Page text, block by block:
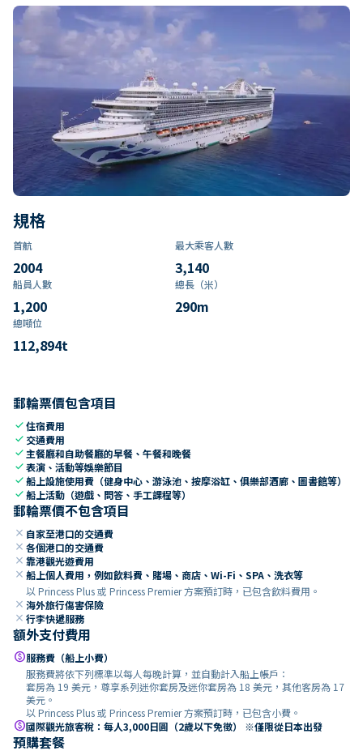
規格
首航
2004
最大乘客人數
3,140
船員人數
1,200
總長（米）
290m
總噸位
112,894t
郵輪票價包含項目
check住宿費用
check 交通費用
check 主餐廳和自助餐廳的早餐、午餐和晚餐
check表演、活動等娛樂節目
check船上設施使用費（健身中心、游泳池、按摩浴缸、俱樂部酒廊、圖書館等）
check船上活動（遊戲、問答、手工課程等）
郵輪票價不包含項目
close 自家至港口的交通費
close 各個港口的交通費
close 靠港觀光遊費用
close 船上個人費用，例如飲料費、賭場、商店、Wi-Fi、SPA、洗衣等
以 Princess Plus 或 Princess Premier 方案預訂時，已包含飲料費用。
close 海外旅行傷害保險
close 行李快遞服務
額外支付費用
paid服務費（船上小費）
服務費將依下列標準以每人每晚計算，並自動計入船上帳戶：
套房為 19 美元，尊享系列迷你套房及迷你套房為 18 美元，其他客房為 17
美元。
以 Princess Plus 或 Princess Premier 方案預訂時，已包含小費。
paid國際觀光旅客稅：每人3,000日圓（2歲以下免徵） ※僅限從日本出發
預購套餐